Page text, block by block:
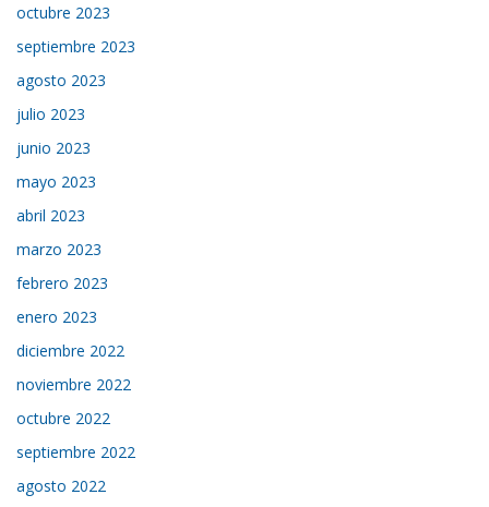
octubre 2023
septiembre 2023
agosto 2023
julio 2023
junio 2023
mayo 2023
abril 2023
marzo 2023
febrero 2023
enero 2023
diciembre 2022
noviembre 2022
octubre 2022
septiembre 2022
agosto 2022